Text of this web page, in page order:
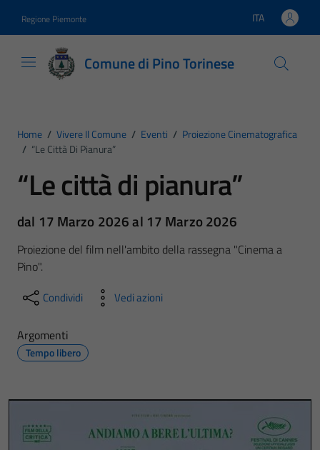
Regione Piemonte Lingua attiva:
ITA
Comune di Pino Torinese
Home / Vivere Il Comune / Eventi / Proiezione Cinematografica
/ “Le Città Di Pianura”
“Le città di pianura”
dal 17 Marzo 2026 al 17 Marzo 2026
Proiezione del film nell'ambito della rassegna "Cinema a
Pino".
Condividi Vedi azioni
Argomenti
Tempo libero